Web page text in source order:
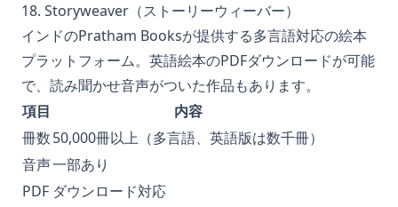
18. Storyweaver（ストーリーウィーバー）
インドのPratham Booksが提供する多言語対応の絵本
プラットフォーム。英語絵本のPDFダウンロードが可能
で、読み聞かせ音声がついた作品もあります。
項目
内容
冊数50,000冊以上（多言語、英語版は数千冊）
音声一部あり
PDF ダウンロード対応